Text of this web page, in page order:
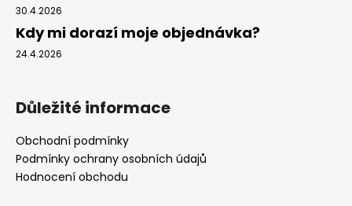
30.4.2026
Kdy mi dorazí moje objednávka?
24.4.2026
Důležité informace
Obchodní podmínky
Podmínky ochrany osobních údajů
Hodnocení obchodu